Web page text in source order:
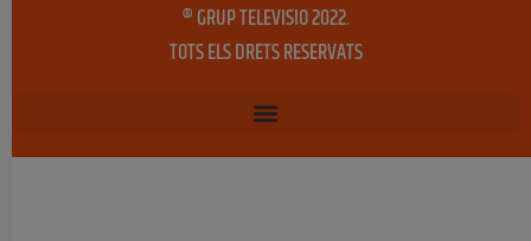
® GRUP TELEVISIO 2022.
TOTS ELS DRETS RESERVATS